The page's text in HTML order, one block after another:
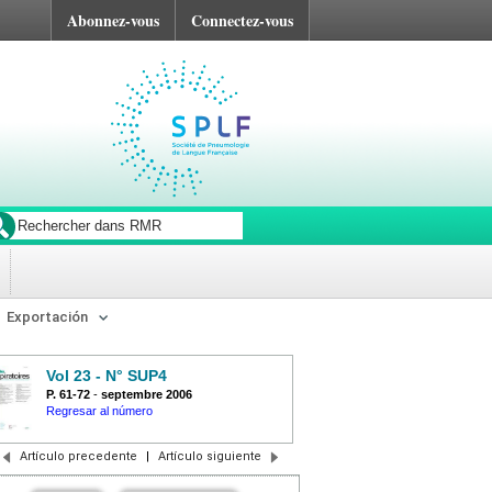
Abonnez-vous Connectez-vous
Exportación
Vol 23 - N° SUP4
P. 61-72 - septembre 2006
Regresar al número
Artículo precedente | Artículo siguiente